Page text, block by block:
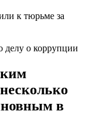
делу о коррупции
в